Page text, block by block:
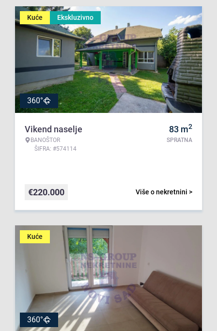
Kuće Ekskluzivno
360°
Vikend naselje
BANOŠTOR
ŠIFRA: #574114
83 m2
SPRATNA
Više o nekretnini >
€220.000
Kuće
360°